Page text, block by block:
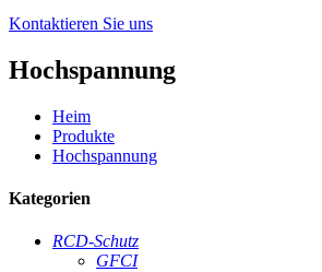
Kontaktieren Sie uns
Hochspannung
Heim
Produkte
Hochspannung
Kategorien
RCD-Schutz
GFCI